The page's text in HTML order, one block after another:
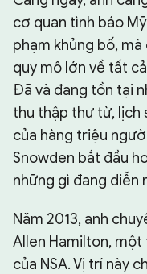
cơ quan tình báo
phạm khủng bố,
quy mô lớn về tất
Đã và đang tồn tại
thu thập thư từ, lịch
của hàng triệu
Snowden bắt đầu
những gì đang diễn
Năm 2013, anh
Allen Hamilton,
của NSA. Vị trí này